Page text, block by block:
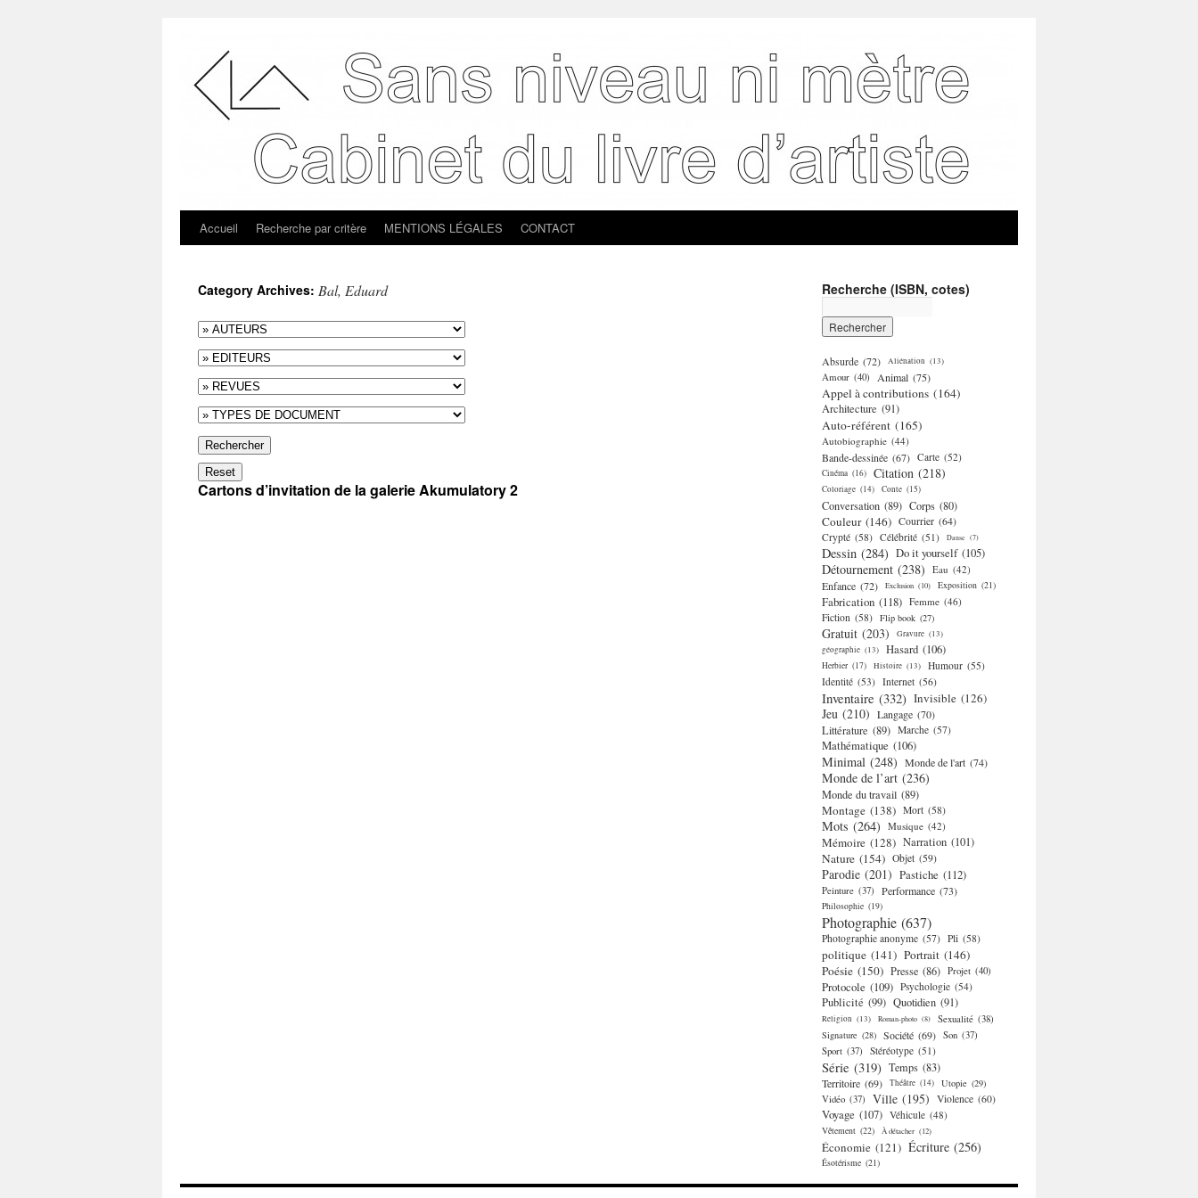
Accueil Recherche par critère MENTIONS LÉGALES CONTACT
Category Archives: Bal, Eduard
Rechercher
Reset
Cartons d’invitation de la galerie Akumulatory 2
Recherche (ISBN, cotes)
Absurde (72) Aliénation (13)
Amour (40) Animal (75)
Appel à contributions (164)
Architecture (91)
Auto-référent (165)
Autobiographie (44)
Bande-dessinée (67) Carte (52)
Cinéma (16) Citation (218)
Coloriage (14) Conte (15)
Conversation (89) Corps (80)
Couleur (146) Courrier (64)
Crypté (58) Célébrité (51) Danse (7)
Dessin (284) Do it yourself (105)
Détournement (238) Eau (42)
Enfance (72) Exclusion (10) Exposition (21)
Fabrication (118) Femme (46)
Fiction (58) Flip book (27)
Gratuit (203) Gravure (13)
géographie (13) Hasard (106)
Herbier (17) Histoire (13) Humour (55)
Identité (53) Internet (56)
Inventaire (332) Invisible (126)
Jeu (210) Langage (70)
Littérature (89) Marche (57)
Mathématique (106)
Minimal (248) Monde de l'art (74)
Monde de l’art (236)
Monde du travail (89)
Montage (138) Mort (58)
Mots (264) Musique (42)
Mémoire (128) Narration (101)
Nature (154) Objet (59)
Parodie (201) Pastiche (112)
Peinture (37) Performance (73)
Philosophie (19)
Photographie (637)
Photographie anonyme (57) Pli (58)
politique (141) Portrait (146)
Poésie (150) Presse (86) Projet (40)
Protocole (109) Psychologie (54)
Publicité (99) Quotidien (91)
Religion (13) Roman-photo (8) Sexualité (38)
Signature (28) Société (69) Son (37)
Sport (37) Stéréotype (51)
Série (319) Temps (83)
Territoire (69) Théâtre (14) Utopie (29)
Vidéo (37) Ville (195) Violence (60)
Voyage (107) Véhicule (48)
Vêtement (22) À détacher (12)
Économie (121) Écriture (256)
Ésotérisme (21)